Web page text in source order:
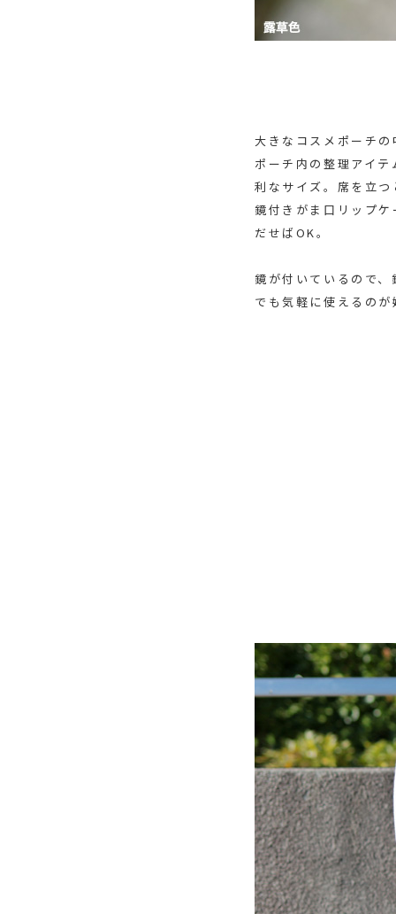
大きなコスメポーチ
ポーチ内の整理アイ
利なサイズ。席を立
鏡付きがま口リップ
だせばOK。
鏡が付いているので
でも気軽に使えるの